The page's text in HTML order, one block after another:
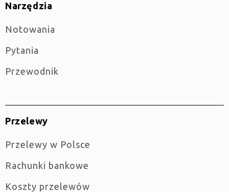
Narzędzia
Notowania
Pytania
Przewodnik
Przelewy
Przelewy w Polsce
Rachunki bankowe
Koszty przelewów